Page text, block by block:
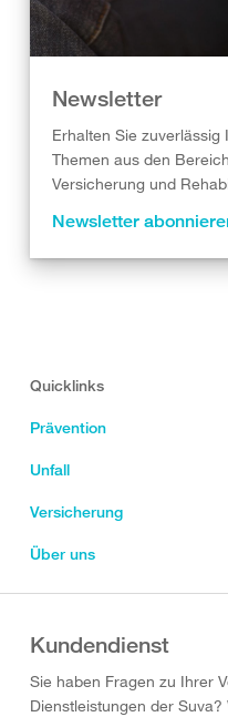
Newsletter
Erhalten Sie
Themen aus den
Versicherung und
Newsletter
Quicklinks
Prävention
Unfall
Versicherung
Über uns
Kundendienst
Sie haben Fragen zu Ihrer
Dienstleistungen der